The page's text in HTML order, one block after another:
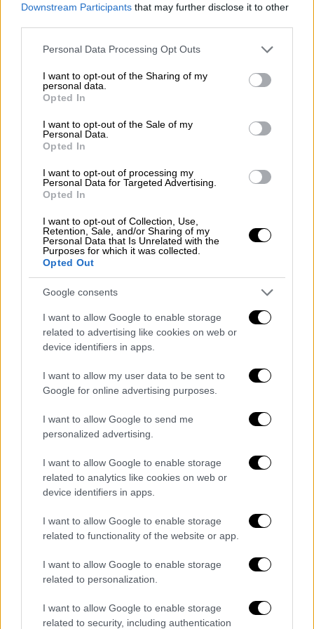
Downstream Participants that may further disclose it to other
Please note that this website/app uses one or more Google
not limited to your visit or usage behaviour. You may click to
grant or deny consent to Google and its third-party tags to
use your data for below specified purposes in below Google
consent section.
Personal Data Processing Opt Outs
I want to opt-out of the Sharing of my
personal data.
Opted In
I want to opt-out of the Sale of my
Personal Data.
Opted In
I want to opt-out of processing my
Personal Data for Targeted Advertising.
Opted In
I want to opt-out of Collection, Use,
Retention, Sale, and/or Sharing of my
Personal Data that Is Unrelated with the
Purposes for which it was collected.
Opted Out
Google consents
I want to allow Google to enable storage
related to advertising like cookies on web or
device identifiers in apps.
I want to allow my user data to be sent to
Google for online advertising purposes.
I want to allow Google to send me
personalized advertising.
I want to allow Google to enable storage
related to analytics like cookies on web or
device identifiers in apps.
I want to allow Google to enable storage
related to functionality of the website or app.
I want to allow Google to enable storage
related to personalization.
I want to allow Google to enable storage
related to security, including authentication
Σύμφωνα με δημοσίευμα της New York Post,
ο Μίκι Ρουρκφέρεται να χρωστά περίπου
60.000 δολάρια σε απλήρωτα ενοίκια,
έξωση από την κατοικία του. Όπως
προκύπτει από δικαστικά έγγραφα, στις 18
Δεκεμβρίου του επιδόθηκε ειδοποίηση
τριών ημερών προκειμένου να καταβάλει τα
οφειλόμενα ή να αποχωρήσει από το
ακίνητο.
στα 7.000 δολάρια, ενώ τη στιγμή της
ειδοποίησης οι οφειλές του ανέρχονταν σε
59.100 δολάρια. Η ειδοποίηση, σύμφωνα με
το δικόγραφο, αναρτήθηκε στο ακίνητο και
εστάλη ταχυδρομικά, καθώς δεν βρέθηκε
κανένα άτομο «κατάλληλης ηλικίας ή κρίσης»
στο σπίτι.
Mickey Rourke looks unrecognizable
in rare sighting as he faces possible
pic.twitter.com/FTePrF680c
— Page Six (@PageSix)
January 2,
2026
Η καριέρα του Μίκι Ρουρκ γνώρισε μεγάλη
άνθηση τη δεκαετία του ’80 με ταινίες όπως
9 1/2 Εβδομάδες», όμως η προσωπική
σημαδεύτηκαν από συγκρούσεις, κρίσεις και